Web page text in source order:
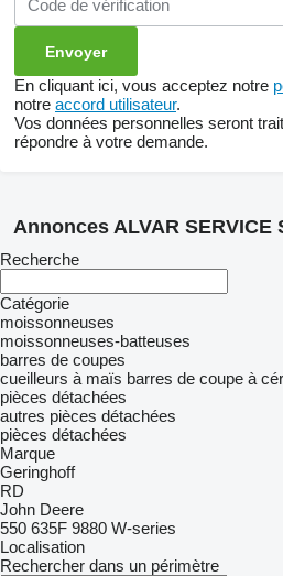
En cliquant ici, vous acceptez notre
notre accord utilisateur.
Vos données personnelles seront
répondre à votre demande.
Annonces ALVAR SERVICE
Recherche
Catégorie
moissonneuses
moissonneuses-batteuses
barres de coupes
cueilleurs à maïs barres de coupe à
pièces détachées
autres pièces détachées
pièces détachées
Marque
Geringhoff
RD
John Deere
550 635F 9880 W-series
Localisation
Rechercher dans un périmètre